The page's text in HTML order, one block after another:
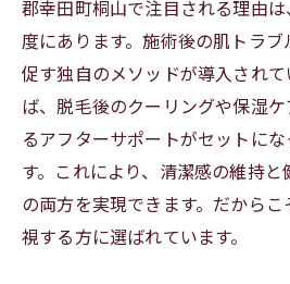
郡幸田町桐山で注目される理由
度にあります。施術後の肌トラ
促す独自のメソッドが導入され
ば、脱毛後のクーリングや保湿
るアフターサポートがセットに
す。これにより、清潔感の維持
の両方を実現できます。だから
視する方に選ばれています。